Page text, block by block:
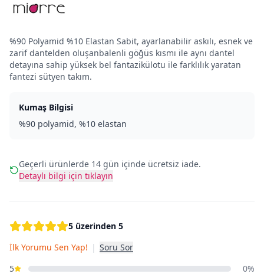
%90 Polyamid %10 Elastan Sabit, ayarlanabilir askılı, esnek ve
zarif dantelden oluşanbalenli göğüs kısmı ile aynı dantel
detayına sahip yüksek bel fantazikülotu ile farklılık yaratan
fantezi sütyen takım.
Kumaş Bilgisi
%90 polyamid, %10 elastan
Geçerli ürünlerde 14 gün içinde ücretsiz iade.
Detaylı bilgi için tıklayın
5 üzerinden 5
İlk Yorumu Sen Yap! | Soru Sor
5
0%